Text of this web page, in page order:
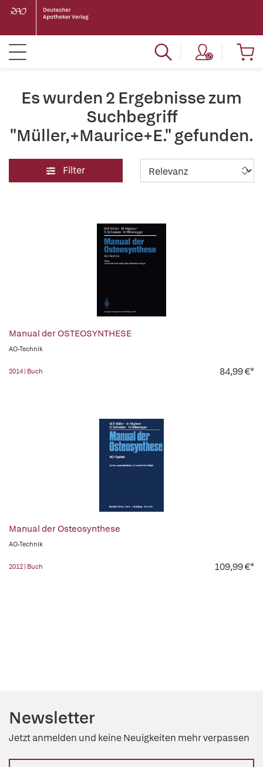
Es wurden 2 Ergebnisse zum
Suchbegriff
"Müller,+Maurice+E." gefunden.
Filter
Manual der OSTEOSYNTHESE
AO-Technik
2014 | Buch 84,99 €*
Manual der Osteosynthese
AO-Technik
2012 | Buch 109,99 €*
Newsletter
Jetzt anmelden und keine Neuigkeiten mehr verpassen